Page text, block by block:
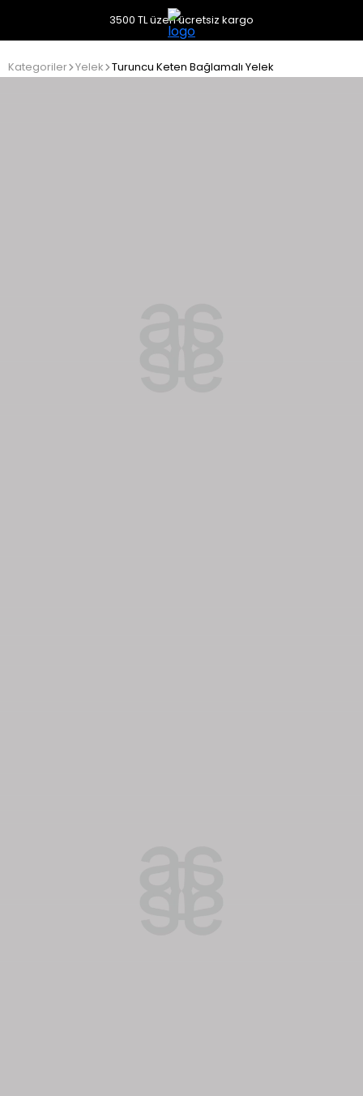
3500 TL üzeri ücretsiz kargo
Kategoriler Yelek Turuncu Keten Bağlamalı Yelek